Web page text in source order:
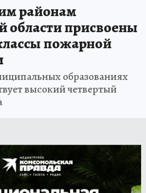
районам
области присвоены
пожарной
образованиях
высокий четвертый